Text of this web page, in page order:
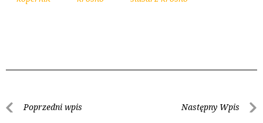
Poprzedni wpis Następny Wpis